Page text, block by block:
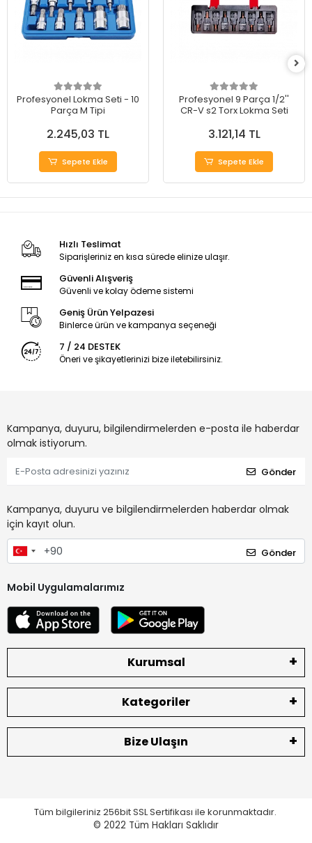
Profesyonel Lokma Seti - 10
Parça M Tipi
2.245,03 TL
Sepete Ekle
Profesyonel 9 Parça 1/2''
CR-V s2 Torx Lokma Seti
3.121,14 TL
Sepete Ekle
Hızlı Teslimat
Siparişleriniz en kısa sürede elinize ulaşır.
Güvenli Alışveriş
Güvenli ve kolay ödeme sistemi
Geniş Ürün Yelpazesi
Binlerce ürün ve kampanya seçeneği
7 / 24 DESTEK
Öneri ve şikayetlerinizi bize iletebilirsiniz.
Kampanya, duyuru, bilgilendirmelerden e-posta ile haberdar
olmak istiyorum.
Gönder
Kampanya, duyuru ve bilgilendirmelerden haberdar olmak
için kayıt olun.
Gönder
Mobil Uygulamalarımız
Kurumsal
Kategoriler
Bize Ulaşın
Tüm bilgileriniz 256bit SSL Sertifikası ile korunmaktadır.
© 2022 Tüm Hakları Saklıdır